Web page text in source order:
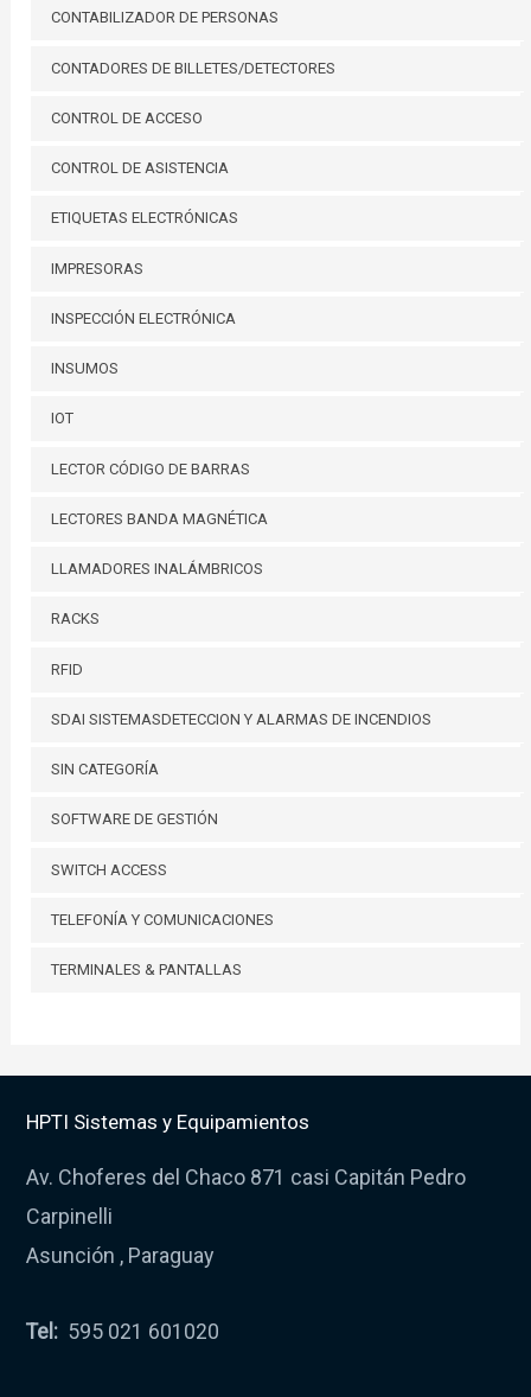
CONTABILIZADOR DE PERSONAS
CONTADORES DE BILLETES/DETECTORES
CONTROL DE ACCESO
CONTROL DE ASISTENCIA
ETIQUETAS ELECTRÓNICAS
IMPRESORAS
INSPECCIÓN ELECTRÓNICA
INSUMOS
IOT
LECTOR CÓDIGO DE BARRAS
LECTORES BANDA MAGNÉTICA
LLAMADORES INALÁMBRICOS
RACKS
RFID
SDAI SISTEMASDETECCION Y ALARMAS DE INCENDIOS
SIN CATEGORÍA
SOFTWARE DE GESTIÓN
SWITCH ACCESS
TELEFONÍA Y COMUNICACIONES
TERMINALES & PANTALLAS
HPTI Sistemas y Equipamientos
Av. Choferes del Chaco 871 casi Capitán Pedro
Carpinelli
Asunción , Paraguay
Tel: 595 021 601020